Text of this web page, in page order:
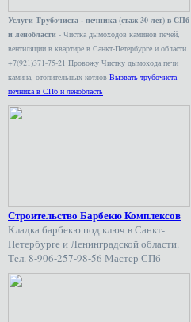
Услуги Трубочиста - печника (стаж 30 лет) в СПб
и ленобласти - Чистка дымоходов каминов печей,
вентиляции в квартире в Санкт-Петербурге и области.
+7(921)371-75-21 Провожу Чистку дымохода печи
камина, отопительных котлов Вызвать трубочиста -
печника в СПб и ленобласть
Строительство Барбекю Комплексов
Кладка барбекю под ключ в Санкт-
Петербурге и Ленинградской области.
Тел. 8-906-257-98-56 Мастер СПб